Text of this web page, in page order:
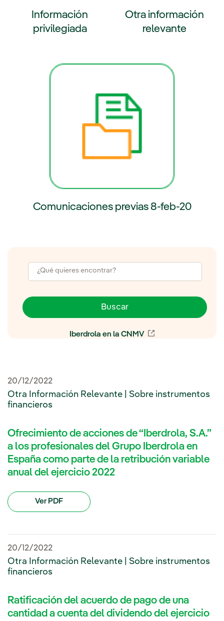
Información
privilegiada
se abre en ventana nueva.
Otra información
relevante
Enlace externo, se abre en
Comunicaciones previas 8-feb-20
Buscar
Iberdrola en la CNMV
20/12/2022
Otra Información Relevante | Sobre instrumentos
financieros
Ofrecimiento de acciones de “Iberdrola, S.A.”
a los profesionales del Grupo Iberdrola en
España como parte de la retribución variable
anual del ejercicio 2022
Ver PDF
20/12/2022
Otra Información Relevante | Sobre instrumentos
financieros
Ratificación del acuerdo de pago de una
cantidad a cuenta del dividendo del ejercicio